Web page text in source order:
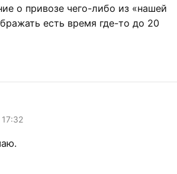
о привозе чего-либо из «нашей
есть время где-то до 20